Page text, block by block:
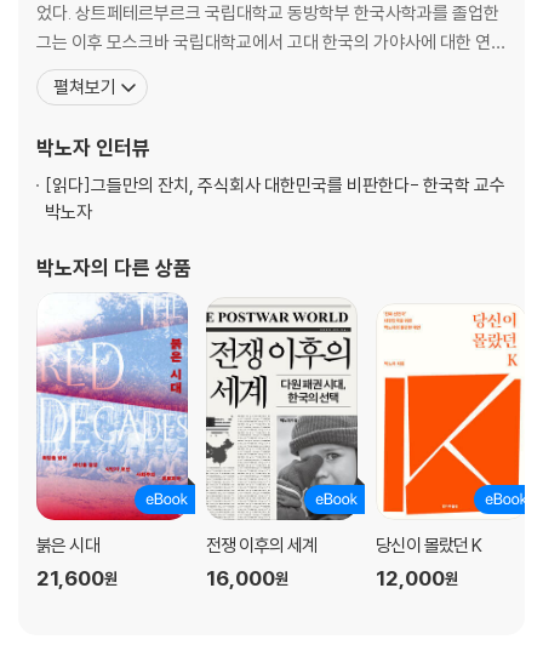
4장 이스라엘 너는 누구냐
유대인 지배론 | ‘유대인 사회주의 운동’ 흥망사 | 소련과 시온주의 | 시온주
는 사회? | 소수자의 동화 | 적대적 타자의 이미지 | 하마스에 대하여 | 미래
는 있는가? | 교류의 힘 | 작은 희망
제국의 주요 상품, 무기 | 글로벌 민족주의 시대 | 미국의 고립주의 전통 |
중국의 ‘미국 시대’의 종언 | 경쟁에서 이길 수 있을까? | 중국은 미국의 미
래? | 장기적인 적대적 공존 | 가장 본질적인 차이 | 21세기 혁명의 모습 |
‘포스트 서구 세계’가 온다 | 학술에서 ‘그레이트 아메리카’ | “모든 건 미국
탓이야” | 쇠약해지는 야수의 발악 | 좀 더 큰 목표를 향하여
나가는 말: 관리자 국가 시대, 민주주의를 어떻게 지킬 것인가?
었다. 상트페테르부르크 국립대학교 동방학부 한국사학과를 졸업한
그는 이후 모스크바 국립대학교에서 고대 한국의 가야사에 대한 연구
로 박사학위를 받았다. 모스크바 국립대학교, 러시아 국립 인문대학
교 강사를 거쳐 학생과 강사의 신분으로 한국에서 대학 생활을 보냈
다 한국을 더 잘 아는 외국인', 이라고들 한
펼쳐보기
박노자 인터뷰
[읽다]그들만의 잔치, 주식회사 대한민국를 비판한다- 한국학 교수
박노자
박노자의 다른 상품
붉은 시대
21,600원
전쟁 이후의 세계
16,000원
당신이 몰랐던 K
12,000원